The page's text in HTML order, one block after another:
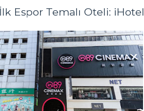
Espor Temalı Oteli: iHotel